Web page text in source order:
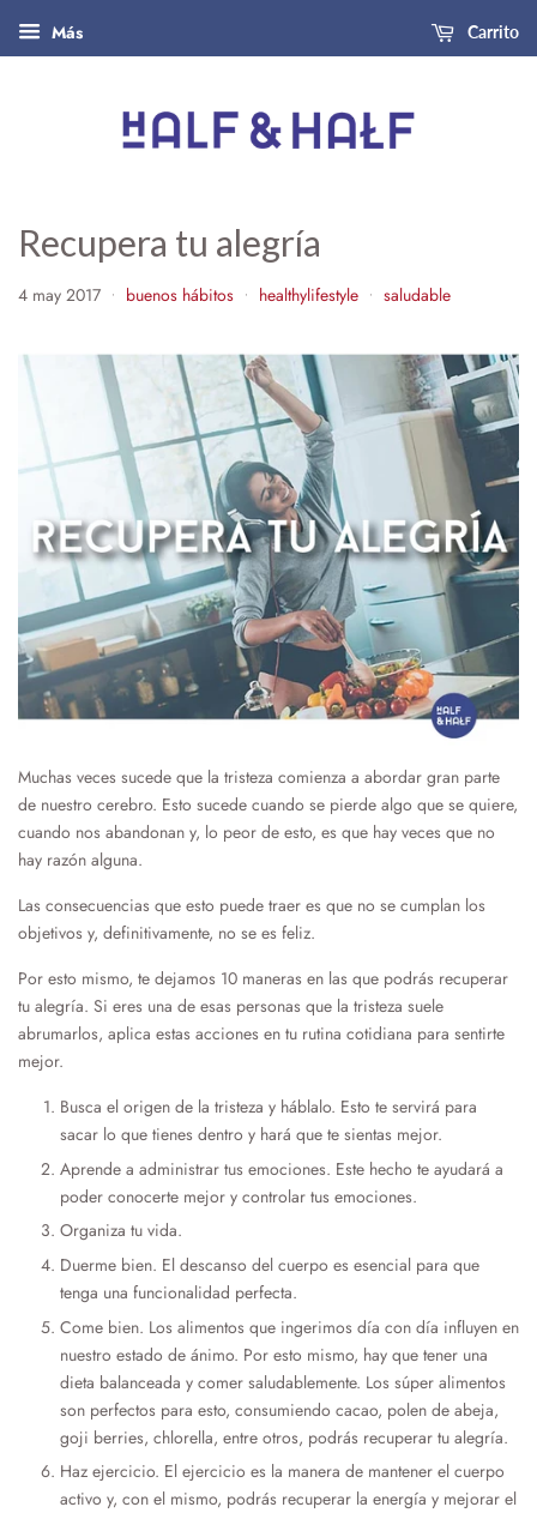
Más Carrito
Recupera tu alegría
4 may 2017 • buenos hábitos • healthylifestyle • saludable
Muchas veces sucede que la tristeza comienza a abordar gran parte
de nuestro cerebro. Esto sucede cuando se pierde algo que se quiere,
cuando nos abandonan y, lo peor de esto, es que hay veces que no
hay razón alguna.
Las consecuencias que esto puede traer es que no se cumplan los
objetivos y, definitivamente, no se es feliz.
Por esto mismo, te dejamos 10 maneras en las que podrás recuperar
tu alegría. Si eres una de esas personas que la tristeza suele
abrumarlos, aplica estas acciones en tu rutina cotidiana para sentirte
mejor.
Busca el origen de la tristeza y háblalo. Esto te servirá para
sacar lo que tienes dentro y hará que te sientas mejor.
Aprende a administrar tus emociones. Este hecho te ayudará a
poder conocerte mejor y controlar tus emociones.
Organiza tu vida.
Duerme bien. El descanso del cuerpo es esencial para que
tenga una funcionalidad perfecta.
Come bien. Los alimentos que ingerimos día con día influyen en
nuestro estado de ánimo. Por esto mismo, hay que tener una
dieta balanceada y comer saludablemente. Los súper alimentos
son perfectos para esto, consumiendo cacao, polen de abeja,
goji berries, chlorella, entre otros, podrás recuperar tu alegría.
Haz ejercicio. El ejercicio es la manera de mantener el cuerpo
activo y, con el mismo, podrás recuperar la energía y mejorar el